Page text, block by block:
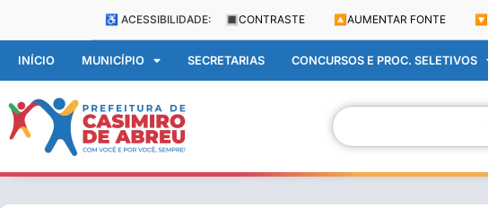
♿ ACESSIBILIDADE: 🔳 CONTRASTE 🔼 AUMENTAR FONTE 🔽
INÍCIO MUNICÍPIO SECRETARIAS CONCURSOS E PROC. SELETIVOS